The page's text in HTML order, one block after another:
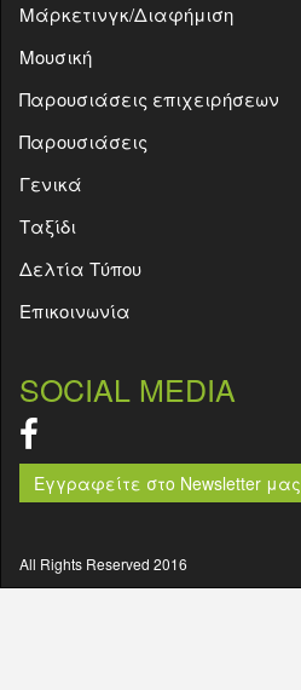
Μάρκετινγκ/Διαφήμιση
Μουσική
Παρουσιάσεις επιχειρήσεων
Παρουσιάσεις
Γενικά
Ταξίδι
Δελτία Τύπου
Επικοινωνία
SOCIAL MEDIA
Εγγραφείτε στο Newsletter μας
All Rights Reserved 2016